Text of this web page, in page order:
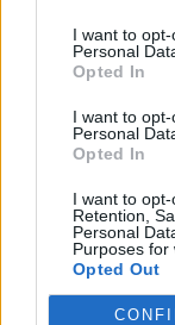
I want to
Personal
Opted In
I want to
Personal
Opted In
I want to opt-
Retention,
Personal
Purposes for
Opted Out
Objednávala som
krát cez váš
poriadku . Prvá